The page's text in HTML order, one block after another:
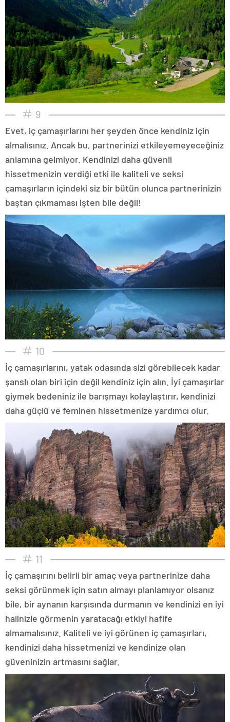
9
Evet, iç çamaşırlarını her şeyden önce kendiniz için
almalısınız. Ancak bu, partnerinizi etkileyemeyeceğiniz
anlamına gelmiyor. Kendinizi daha güvenli
hissetmenizin verdiği etki ile kaliteli ve seksi
çamaşırların içindeki siz bir bütün olunca partnerinizin
baştan çıkmaması işten bile değil!
10
İç çamaşırlarını, yatak odasında sizi görebilecek kadar
şanslı olan biri için değil kendiniz için alın. İyi çamaşırlar
giymek bedeniniz ile barışmayı kolaylaştırır, kendinizi
daha güçlü ve feminen hissetmenize yardımcı olur.
11
İç çamaşırını belirli bir amaç veya partnerinize daha
seksi görünmek için satın almayı planlamıyor olsanız
bile, bir aynanın karşısında durmanın ve kendinizi en iyi
halinizle görmenin yaratacağı etkiyi hafife
almamalısınız. Kaliteli ve iyi görünen iç çamaşırları,
kendinizi daha hissetmenizi ve kendinize olan
güveninizin artmasını sağlar.